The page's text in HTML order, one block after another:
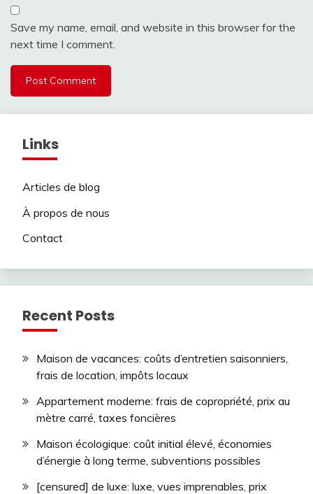
Save my name, email, and website in this browser for the
next time I comment.
Links
Articles de blog
À propos de nous
Contact
Recent Posts
Maison de vacances: coûts d’entretien saisonniers,
frais de location, impôts locaux
Appartement moderne: frais de copropriété, prix au
mètre carré, taxes foncières
Maison écologique: coût initial élevé, économies
d’énergie à long terme, subventions possibles
[censured] de luxe: luxe, vues imprenables, prix